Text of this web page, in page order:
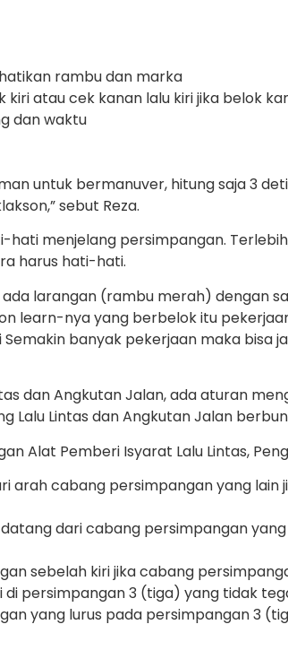
rambu dan marka
atau cek kanan lalu kiri jika belok
dan waktu
untuk bermanuver, hitung saja 3
sebut Reza.
menjelang persimpangan.
harus hati-hati.
larangan (rambu merah) dengan
learn-nya yang berbelok itu
banyak pekerjaan maka bisa
dan Angkutan Jalan, ada aturan
Lalu Lintas dan Angkutan Jalan
Alat Pemberi Isyarat Lalu Lintas,
cabang persimpangan yang lain
dari cabang persimpangan
sebelah kiri jika cabang
persimpangan 3 (tiga) yang tidak
yang lurus pada persimpangan 3